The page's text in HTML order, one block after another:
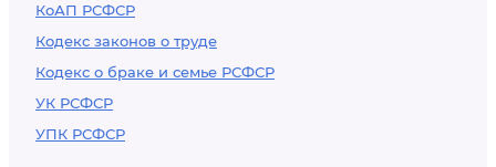
КоАП РСФСР
Кодекс законов о труде
Кодекс о браке и семье РСФСР
УК РСФСР
УПК РСФСР